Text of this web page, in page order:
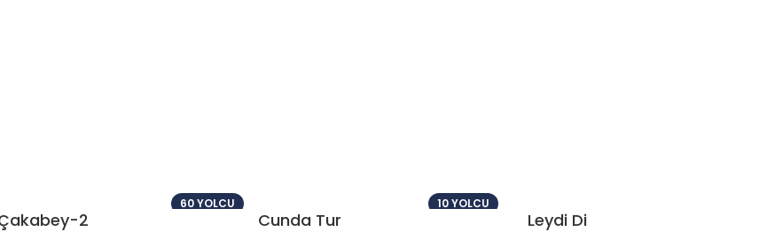
2
60 YOLCU
Cunda Tur
10 YOLCU
Leydi Di